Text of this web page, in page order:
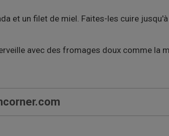
et un filet de miel. Faites-les cuire
avec des fromages doux comme la